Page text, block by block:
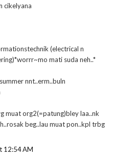
cikelyana
(electrical n
mati suda neh..*
nnt..erm..buln
muat org2(=patung)bley laa..nk
beg..lau muat pon..kpl trbg
12:54 AM